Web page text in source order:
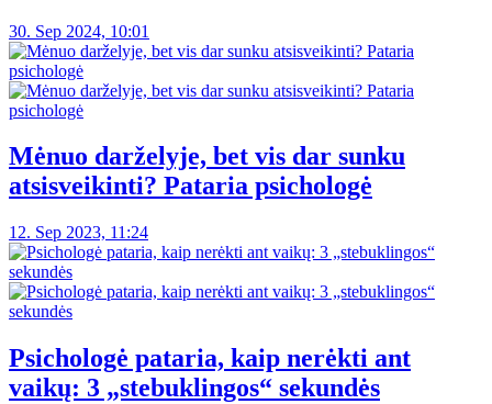
30. Sep 2024, 10:01
Mėnuo darželyje, bet vis dar sunku
atsisveikinti? Pataria psichologė
12. Sep 2023, 11:24
Psichologė pataria, kaip nerėkti ant
vaikų: 3 „stebuklingos“ sekundės